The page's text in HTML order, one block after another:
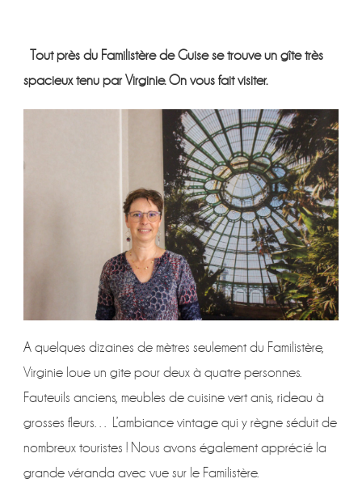
Tout près du Familistère de Guise se trouve un gîte très
spacieux tenu par Virginie. On vous fait visiter.
A quelques dizaines de mètres seulement du Familistère,
Virginie loue un gite pour deux à quatre personnes.
Fauteuils anciens, meubles de cuisine vert anis, rideau à
grosses fleurs… L’ambiance vintage qui y règne séduit de
nombreux touristes ! Nous avons également apprécié la
grande véranda avec vue sur le Familistère.